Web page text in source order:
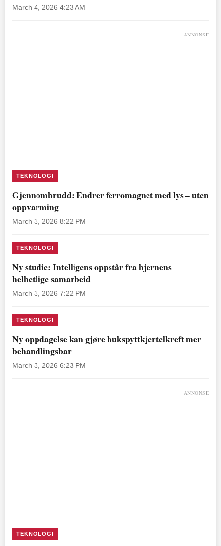
March 4, 2026 4:23 AM
ANNONSE
TEKNOLOGI
Gjennombrudd: Endrer ferromagnet med lys – uten
oppvarming
March 3, 2026 8:22 PM
TEKNOLOGI
Ny studie: Intelligens oppstår fra hjernens
helhetlige samarbeid
March 3, 2026 7:22 PM
TEKNOLOGI
Ny oppdagelse kan gjøre bukspyttkjertelkreft mer
behandlingsbar
March 3, 2026 6:23 PM
ANNONSE
TEKNOLOGI